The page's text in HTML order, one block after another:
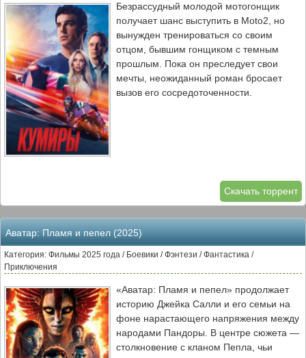
сталкивались, искусственный интеллект
давал фатальные ошибки, а системы
жизнеобеспечения выходили из строя),
их звездолёт продолжал работать.
Теперь им предстоит не просто
сражаться с восставшими машинами, а
понять логику врага, который мыслит на
Безрассудный молодой мотогонщик
получает шанс выступить в Moto2, но
вынужден тренироваться со своим
отцом, бывшим гонщиком с темным
прошлым. Пока он преследует свои
мечты, неожиданный роман бросает
вызов его сосредоточенности.
Скачать торрент
Аватар: Пламя и пепел (2025)
Категория: Фильмы 2025 года / Боевики / Фэнтези / Фантастика /
Приключения
«Аватар: Пламя и пепел» продолжает
историю Джейка Салли и его семьи на
фоне нарастающего напряжения между
народами Пандоры. В центре сюжета —
столкновение с кланом Пепла, чьи